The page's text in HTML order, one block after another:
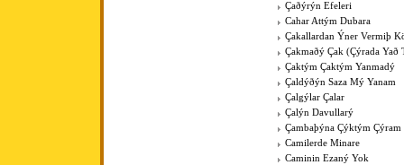
Çaðýrýn Efeleri
Cahar Attým Dubara
Çakallardan Ýner Vermiþ
Çakmaðý Çak (Çýrada Yað
Çaktým Çaktým Yanmadý
Çaldýðýn Saza Mý Yanam
Çalgýlar Çalar
Çalýn Davullarý
Çambaþýna Çýktým Çýram
Camilerde Minare
Caminin Ezaný Yok